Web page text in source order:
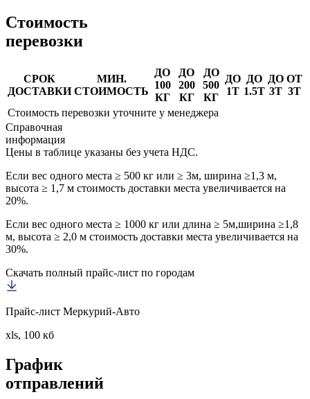
Стоимость
перевозки
СРОК
ДОСТАВКИ
МИН.
СТОИМОСТЬ
ДО
100
КГ
ДО
200
КГ
ДО
500
КГ
ДО
1Т
ДО
1.5Т
ДО
3Т
ОТ
3Т
Стоимость перевозки уточните у менеджера
Справочная
информация
Цены в таблице указаны без учета НДС.
Если вес одного места ≥ 500 кг или ≥ 3м, ширина ≥1,3 м,
высота ≥ 1,7 м стоимость доставки места увеличивается на
20%.
Если вес одного места ≥ 1000 кг или длина ≥ 5м,ширина ≥1,8
м, высота ≥ 2,0 м стоимость доставки места увеличивается на
30%.
Скачать полный прайс-лист по городам
Прайс-лист Меркурий-Авто
xls, 100 кб
График
отправлений